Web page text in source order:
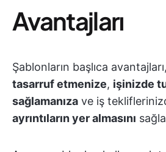
Avantajları
Şablonların başlıca avantajları,
tasarruf etmenize, işinizde
sağlamanıza ve iş
ayrıntıların yer almasını